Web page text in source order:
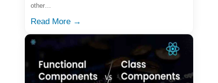
other…
Read More →